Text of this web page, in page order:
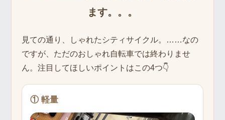
ます。。。
見ての通り、しゃれたシティサイクル。……なの
ですが、ただのおしゃれ自転車では終わりませ
ん。注目してほしいポイントはこの4つ👇
① 軽量